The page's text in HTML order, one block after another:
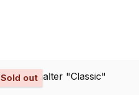
Sold out